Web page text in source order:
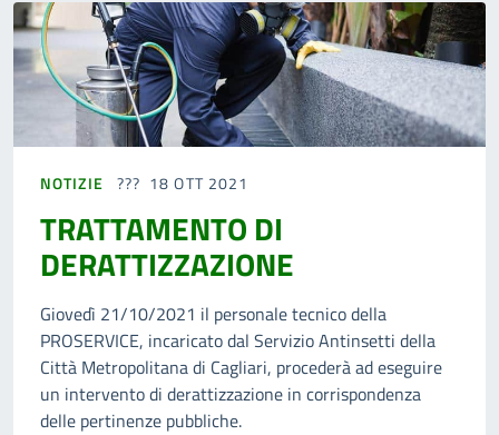
NOTIZIE 18 OTT 2021
TRATTAMENTO DI
DERATTIZZAZIONE
Giovedì 21/10/2021 il personale tecnico della
PROSERVICE, incaricato dal Servizio Antinsetti della
Città Metropolitana di Cagliari, procederà ad eseguire
un intervento di derattizzazione in corrispondenza
delle pertinenze pubbliche.